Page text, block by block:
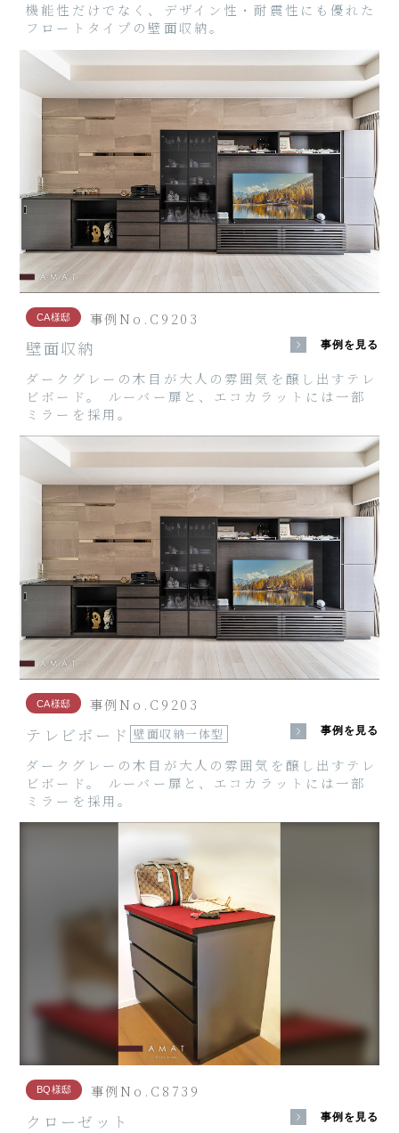
機能性だけでなく、デザイン性・耐震性にも優れた
フロートタイプの壁面収納。
CA様邸 事例No.C9203
壁面収納 事例を見る
ダークグレーの木目が大人の雰囲気を醸し出すテレ
ビボード。 ルーバー扉と、エコカラットには一部
ミラーを採用。
CA様邸 事例No.C9203
テレビボード 壁面収納一体型 事例を見る
ダークグレーの木目が大人の雰囲気を醸し出すテレ
ビボード。 ルーバー扉と、エコカラットには一部
ミラーを採用。
BQ様邸 事例No.C8739
クローゼット 事例を見る